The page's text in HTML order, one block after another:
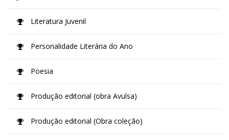
Literatura Juvenil
Personalidade Literária do Ano
Poesia
Produção editorial (obra Avulsa)
Produção editorial (Obra coleção)